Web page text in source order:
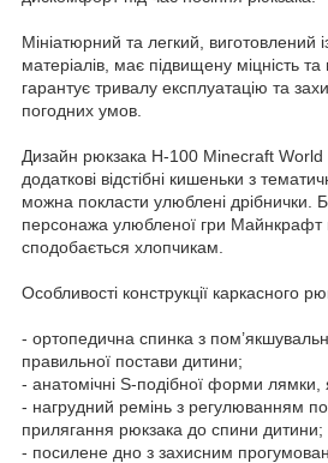
Мініатюрний та легкий, виготовлений
матеріалів, має підвищену міцність
гарантує тривалу експлуатацію та
погодних умов.
Дизайн рюкзака H-100 Minecraft World
додаткові відстібні кишеньки з
можна покласти улюблені дрібнички.
персонажа улюбленої гри Майнкрафт
сподобається хлопчикам.
Особливості конструкції каркасного
- ортопедична спинка з
правильної постави дитини;
- анатомічні S-подібної форми лямки,
- нагрудний ремінь з регулюванням
прилягання рюкзака до спини дитини;
- посилене дно з захисним